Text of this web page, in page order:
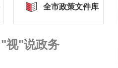
全市政策文件库
"视"说政务